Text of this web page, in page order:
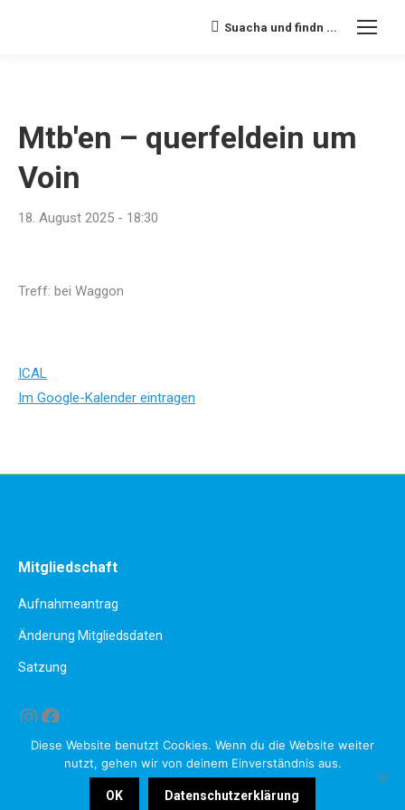
Search:
Suacha und findn ...
Mtb'en – querfeldein um
Voin
18. August 2025 - 18:30
Treff: bei Waggon
ICAL
Im Google-Kalender eintragen
Mitgliedschaft
Aufnahmeantrag
Änderung Mitgliedsdaten
Satzung
Instagram
Facebook
Datenschutzerklärung
Diese Website benutzt Cookies. Wenn du die Website weiter
nutzt, gehen wir von deinem Einverständnis aus.
OK Datenschutzerklärung